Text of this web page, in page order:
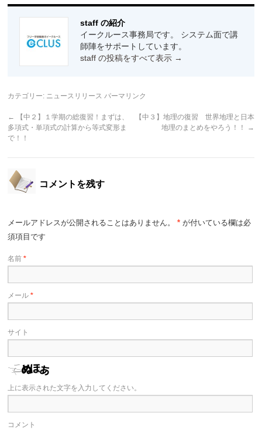
staff の紹介
イークルース事務局です。 システム面で講
師陣をサポートしています。
staff の投稿をすべて表示 →
カテゴリー: ニュースリリース パーマリンク
←
【中２】１学期の総復習！まずは、
多項式・単項式の計算から等式変形ま
で！！
【中３】地理の復習 世界地理と日本
地理のまとめをやろう！！
→
コメントを残す
メールアドレスが公開されることはありません。 * が付いている欄は必
須項目です
名前*
メール*
サイト
上に表示された文字を入力してください。
コメント